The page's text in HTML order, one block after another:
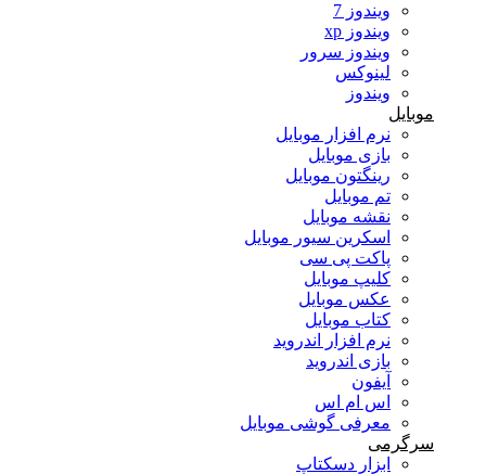
ویندوز 7
ویندوز xp
ویندوز سرور
لینوکس
ویندوز
موبایل
نرم افزار موبایل
بازی موبایل
رینگتون موبایل
تم موبایل
نقشه موبایل
اسکرین سیور موبایل
پاکت پی سی
کلیپ موبایل
عکس موبایل
کتاب موبایل
نرم افزار اندروید
بازی اندروید
آیفون
اس ام اس
معرفی گوشی موبایل
سرگرمی
ابزار دسکتاپ